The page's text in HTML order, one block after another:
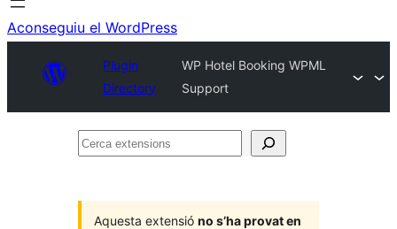
Aconseguiu el WordPress
Plugin
Directory
WP Hotel Booking WPML
Support
Cerca
Aquesta extensió no s’ha provat en